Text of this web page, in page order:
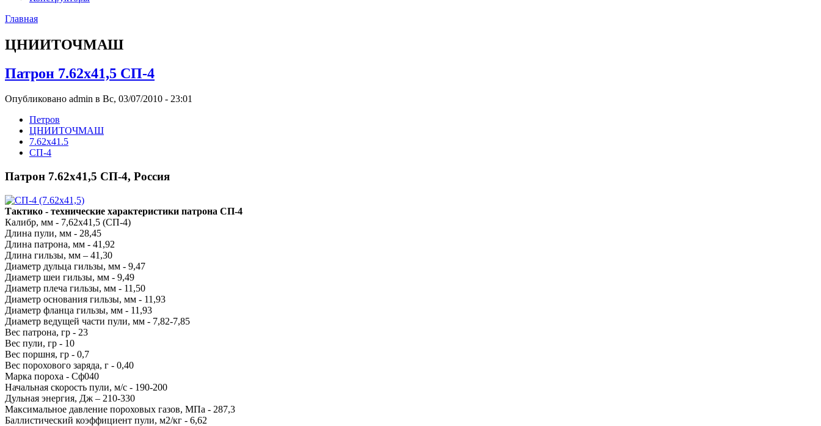
Главная
ЦНИИТОЧМАШ
Патрон 7.62x41,5 СП-4
Опубликовано admin в Вс, 03/07/2010 - 23:01
Петров
ЦНИИТОЧМАШ
7.62x41.5
СП-4
Патрон 7.62x41,5 СП-4, Россия
Тактико - технические характеристики патрона СП-4
Калибр, мм - 7,62x41,5 (СП-4)
Длина пули, мм - 28,45
Длина патрона, мм - 41,92
Длина гильзы, мм – 41,30
Диаметр дульца гильзы, мм - 9,47
Диаметр шеи гильзы, мм - 9,49
Диаметр плеча гильзы, мм - 11,50
Диаметр основания гильзы, мм - 11,93
Диаметр фланца гильзы, мм - 11,93
Диаметр ведущей части пули, мм - 7,82-7,85
Вес патрона, гр - 23
Вес пули, гр - 10
Вес поршня, гр - 0,7
Вес порохового заряда, г - 0,40
Марка пороха - Сф040
Начальная скорость пули, м/с - 190-200
Дульная энергия, Дж – 210-330
Максимальное давление пороховых газов, МПа - 287,3
Баллистический коэффициент пули, м2/кг - 6,62